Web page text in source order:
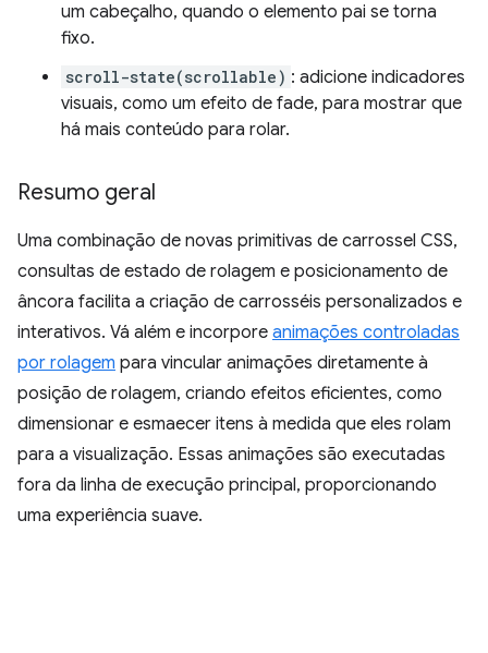
um cabeçalho, quando o elemento pai se torna
fixo.
scroll-state(scrollable) : adicione indicadores
visuais, como um efeito de fade, para mostrar que
há mais conteúdo para rolar.
Resumo geral
Uma combinação de novas primitivas de carrossel CSS,
consultas de estado de rolagem e posicionamento de
âncora facilita a criação de carrosséis personalizados e
interativos. Vá além e incorpore animações controladas
por rolagem para vincular animações diretamente à
posição de rolagem, criando efeitos eficientes, como
dimensionar e esmaecer itens à medida que eles rolam
para a visualização. Essas animações são executadas
fora da linha de execução principal, proporcionando
uma experiência suave.